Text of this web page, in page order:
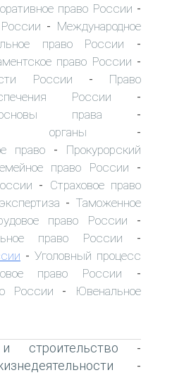
право России -
- Международное
право России -
право России -
России - Право
России -
права -
органы -
право - Прокурорский
право России -
- Страховое право
- Таможенное
право России -
право России -
- Уголовный процесс
право России -
России -
Ювенальное
строительство -
-